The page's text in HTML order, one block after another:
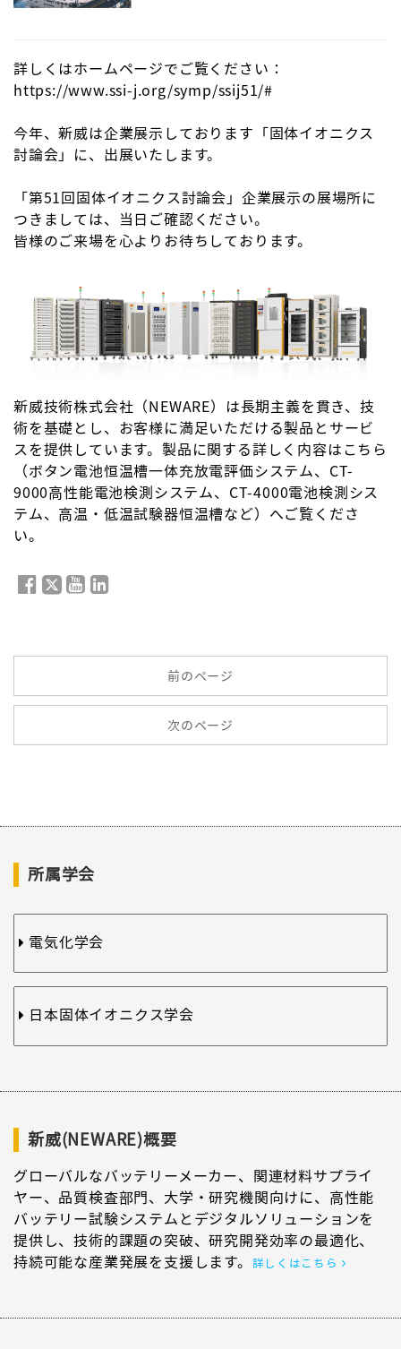
詳しくはホームページでご覧ください：
https://www.ssi-j.org/symp/ssij51/#
今年、新威は企業展示しております「 固体イオニクス
討論会 」に、出展いたします。
「第51回固体イオニクス討論会」企業展示の展場所に
つきましては、当日ご確認ください。
皆様のご来場を心よりお待ちしております。
新威技術株式会社（NEWARE）は長期主義を貫き、技
術を基礎とし、お客様に満足いただける製品とサービ
スを提供しています。製品に関する詳しく内容はこちら
（ ボタン電池恒温槽一体充放電評価システム 、 CT-
9000高性能電池検測システム 、 CT-4000電池検測シス
テム 、 高温・低温試験器恒温槽など）へご覧くださ
い。
前のページ
次のページ
所属学会
電気化学会
日本固体イオニクス学会
新威(NEWARE)概要
グローバルなバッテリーメーカー、関連材料サプライ
ヤー、品質検査部門、大学・研究機関向けに、高性能
バッテリー試験システムとデジタルソリューションを
提供し、技術的課題の突破、研究開発効率の最適化、
持続可能な産業発展を支援します。
詳しくはこちら